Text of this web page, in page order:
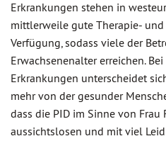
Erkrankungen stehen in
mittlerweile gute Therapie-
Verfügung, sodass viele der
Erwachsenenalter erreichen.
Erkrankungen unterscheidet
mehr von der gesunder
dass die PID im Sinne von
aussichtslosen und mit viel